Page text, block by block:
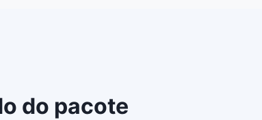
do pacote